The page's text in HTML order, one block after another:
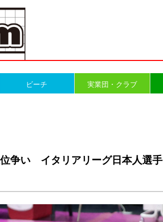
ビーチ 実業団・クラブ
争い イタリアリーグ日本人選手